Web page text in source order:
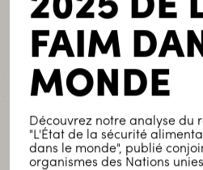
17-19, avenue de
L-3850
+ 352 49
Contactez-
Burkina
01 B.P
2025 DE
FAIM
MONDE
Découvrez notre analyse du
"L'État de la sécurité
dans le monde", publié
organismes des Nations